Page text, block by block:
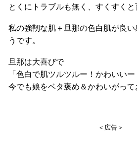
とくにトラブルも無く、すくすくと
私の強靭な肌＋旦那の色白肌が良
うです。
旦那は大喜びで
「色白で肌ツルツルー！かわいいー
今でも娘をベタ褒め＆かわいがって
＜広告＞